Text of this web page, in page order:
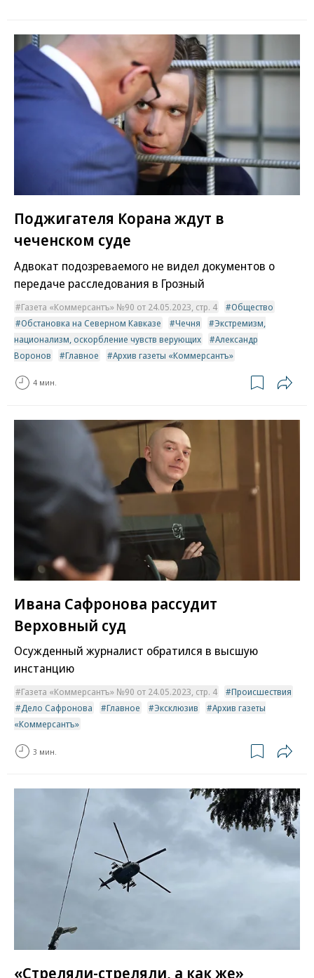
Поджигателя Корана ждут в
чеченском суде
Адвокат подозреваемого не видел документов о
передаче расследования в Грозный
Газета «Коммерсантъ» №90 от 24.05.2023, стр. 4
Общество
Обстановка на Северном Кавказе
Чечня
Экстремизм,
национализм, оскорбление чувств верующих
Александр
Воронов
Главное Архив газеты «Коммерсантъ»
4 мин.
Ивана Сафронова рассудит
Верховный суд
Осужденный журналист обратился в высшую
инстанцию
Газета «Коммерсантъ» №90 от 24.05.2023, стр. 4
Происшествия
Дело Сафронова
Главное Эксклюзив
Архив газеты
«Коммерсантъ»
3 мин.
«Стреляли-стреляли, а как же»